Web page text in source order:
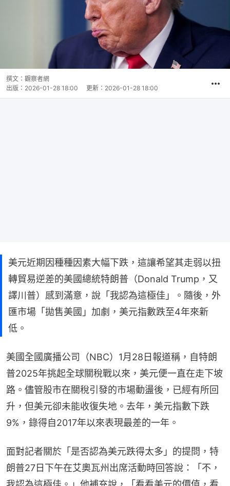
撰文： 觀察者網
出版： 2026-01-28 18:00 更新： 2026-01-28 18:00
美元近期因種種因素大幅下跌，這讓希望其走弱以扭
轉貿易逆差的美國總統特朗普（Donald Trump，又
譯川普）感到滿意，說「我認為這極佳」。隨後，外
匯市場「拋售美國」加劇，美元指數跌至4年來新
低。
美國全國廣播公司（NBC）1月28日報道稱，自特朗
普2025年挑起全球關稅戰以來，美元便一直在走下坡
路。儘管股市在關稅引發的市場動盪後，已經有所回
升，但美元卻未能收復失地。去年，美元指數下跌
9%，錄得自2017年以來表現最差的一年。
面對記者關於「是否認為美元跌得太多」的提問，特
朗普27日下午在艾奧瓦州出席活動時回答說：「不，